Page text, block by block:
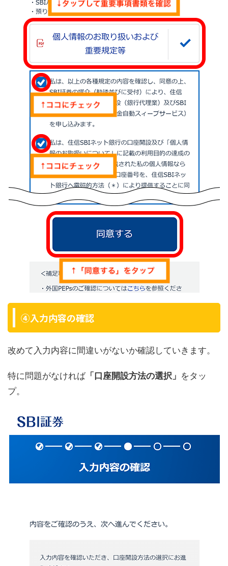
④入力内容の確認
改めて入力内容に間違いがないか確認していきます。
特に問題がなければ「口座開設方法の選択」 をタッ
プ。